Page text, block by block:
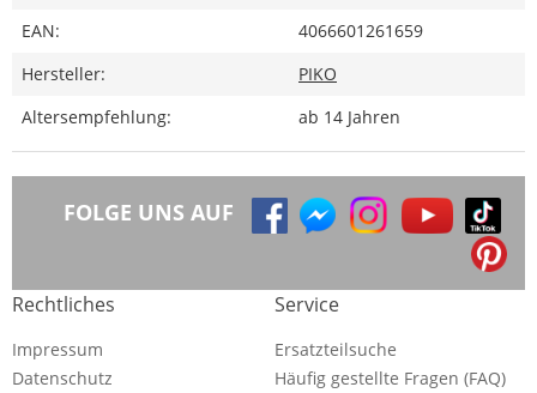
EAN:
4066601261659
Hersteller:
PIKO
Altersempfehlung:
ab 14 Jahren
FOLGE UNS AUF
Rechtliches
Impressum
Datenschutz
Service
Ersatzteilsuche
Häufig gestellte Fragen (FAQ)